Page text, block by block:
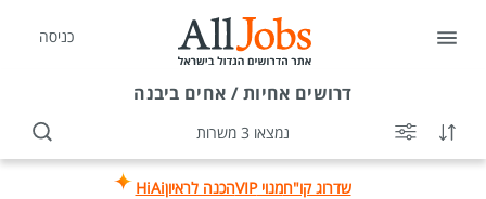
כניסה
דרושים אחיות / אחים ביבנה
נמצאו 3 משרות
שדרוג קו"חמנוי VIP הכנה לראיוןHiAi